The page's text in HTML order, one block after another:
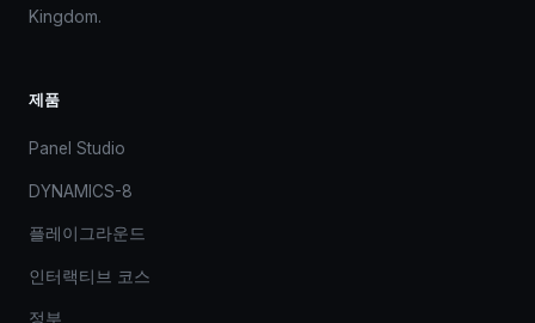
Kingdom.
제품
Panel Studio
DYNAMICS-8
플레이그라운드
인터랙티브 코스
정부